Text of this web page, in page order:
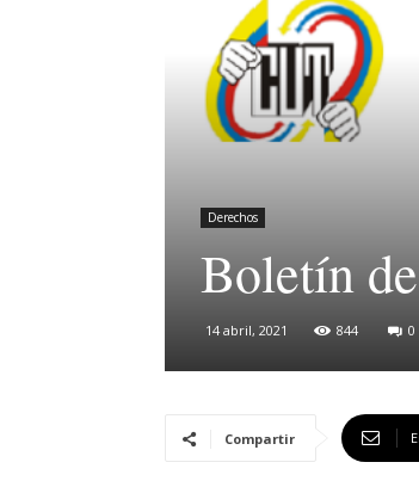
Derechos
Boletín
14 abril, 2021 844 0
Compartir